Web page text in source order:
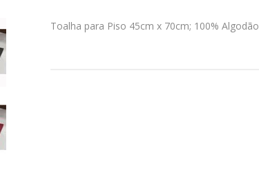
Toalha para Piso 45cm x 70cm; 100% Algodão